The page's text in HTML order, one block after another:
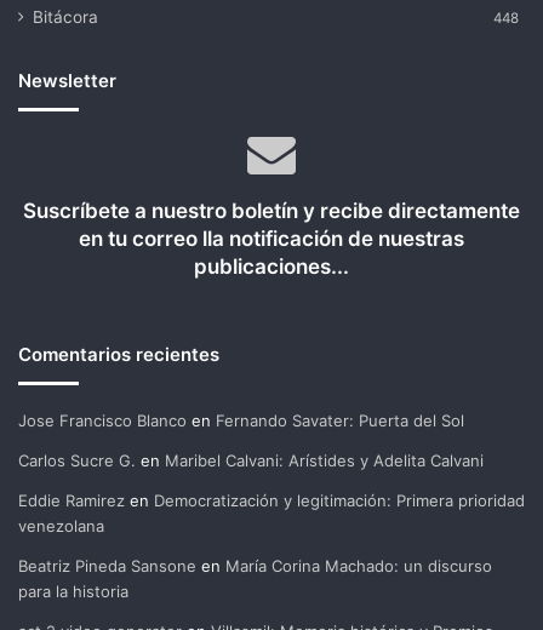
Bitácora 448
Newsletter
Suscríbete a nuestro boletín y recibe directamente
en tu correo lla notificación de nuestras
publicaciones...
Comentarios recientes
Jose Francisco Blanco en Fernando Savater: Puerta del Sol
Carlos Sucre G. en Maribel Calvani: Arístides y Adelita Calvani
Eddie Ramirez en Democratización y legitimación: Primera prioridad
venezolana
Beatriz Pineda Sansone en María Corina Machado: un discurso
para la historia